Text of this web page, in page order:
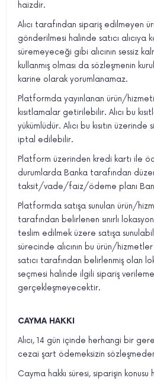
haizdir.
Alıcı tarafından sipariş edilmeyen
gönderilmesi halinde satıcı alıcıya
süremeyeceği gibi alıcının sessiz
kullanmış olması da sözleşmenin
karine olarak yorumlanamaz.
Platformda yayınlanan ürün/
kısıtlamalar getirilebilir. Alıcı bu
yükümlüdür. Alıcı bu kısıtın
iptal edilebilir.
Platform üzerinden kredi kartı ile
durumlarda Banka tarafından
taksit/vade/faiz/ödeme planı
Platformda satışa sunulan ürün/
tarafından belirlenen sınırlı
teslim edilmek üzere satışa
sürecinde alıcının bu ürün/
satıcı tarafından belirlenmiş olan
seçmesi halinde ilgili sipariş
gerçekleşmeyecektir.
CAYMA HAKKI
Alıcı, 14 gün içinde herhangi bir
cezai şart ödemeksizin
Cayma hakkı süresi, siparişin